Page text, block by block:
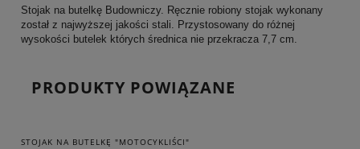
Stojak na butelkę Budowniczy. Ręcznie robiony stojak wykonany
został z najwyższej jakości stali. Przystosowany do różnej
wysokości butelek których średnica nie przekracza 7,7 cm.
PRODUKTY POWIĄZANE
STOJAK NA BUTELKĘ "MOTOCYKLIŚCI"